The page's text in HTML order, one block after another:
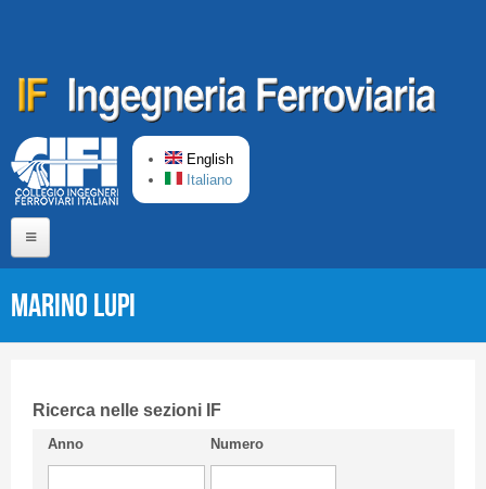
English
Italiano
Short presentation CIFI
Guideline
Marino LUPI
Ricerca nelle sezioni IF
Anno Numero